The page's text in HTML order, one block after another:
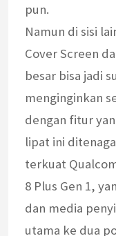
pun.
Namun di sisi
Cover Screen
besar bisa jadi
menginginkan
dengan fitur
lipat ini
terkuat
8 Plus Gen 1,
dan media
utama ke dua